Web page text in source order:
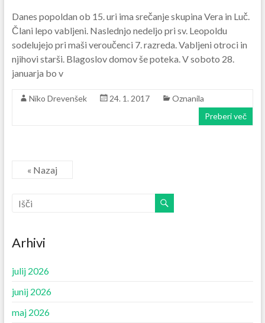
Danes popoldan ob 15. uri ima srečanje skupina Vera in Luč.
Člani lepo vabljeni. Naslednjo nedeljo pri sv. Leopoldu
sodelujejo pri maši veroučenci 7. razreda. Vabljeni otroci in
njihovi starši. Blagoslov domov še poteka. V soboto 28.
januarja bo v
Niko Drevenšek 24. 1. 2017
Oznanila
Preberi več
« Nazaj
Arhivi
julij 2026
junij 2026
maj 2026